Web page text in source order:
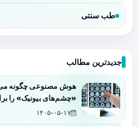
طب سنتی
جدیدترین مطالب
هوش مصنوعی چگونه
«چشم‌های بیونیک» را
۱۴۰۵-۰۵-۱۷